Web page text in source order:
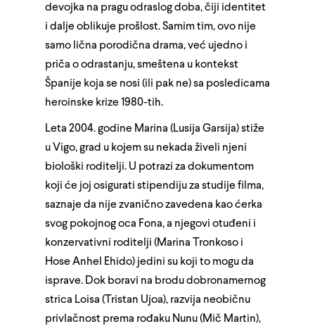
devojka na pragu odraslog doba, čiji identitet
i dalje oblikuje prošlost. Samim tim, ovo nije
samo lična porodična drama, već ujedno i
priča o odrastanju, smeštena u kontekst
Španije koja se nosi (ili pak ne) sa posledicama
heroinske krize 1980-tih.
Leta 2004. godine Marina (Lusija Garsija) stiže
u Vigo, grad u kojem su nekada živeli njeni
biološki roditelji. U potrazi za dokumentom
koji će joj osigurati stipendiju za studije filma,
saznaje da nije zvanično zavedena kao ćerka
svog pokojnog oca Fona, a njegovi otuđeni i
konzervativni roditelji (Marina Tronkoso i
Hose Anhel Ehido) jedini su koji to mogu da
isprave. Dok boravi na brodu dobronamernog
strica Loisa (Tristan Ujoa), razvija neobičnu
privlačnost prema rođaku Nunu (Mič Martin),